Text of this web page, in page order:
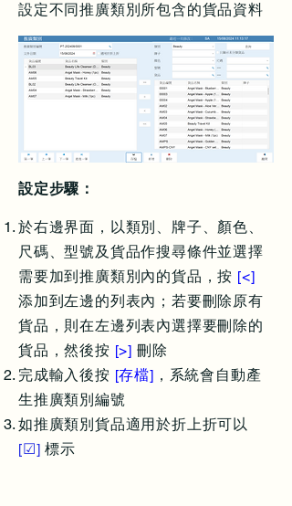
設定不同推廣類別所包含的貨品資料
設定步驟：
於右邊界面，以類別、牌子、顏色、
尺碼、型號及貨品作搜尋條件並選擇
需要加到推廣類別內的貨品，按 [<]
添加到左邊的列表內；若要刪除原有
貨品，則在左邊列表內選擇要刪除的
貨品，然後按 [>] 刪除
完成輸入後按 [存檔] ，系統會自動產
生推廣類別編號
如推廣類別貨品適用於折上折可以
[☑] 標示